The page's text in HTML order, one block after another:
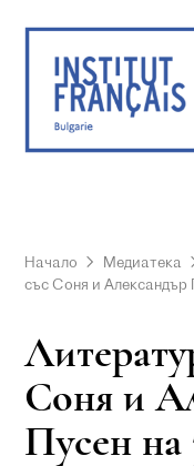
Начало Медиатека
със Соня и Александър
Соня и
Пусен на